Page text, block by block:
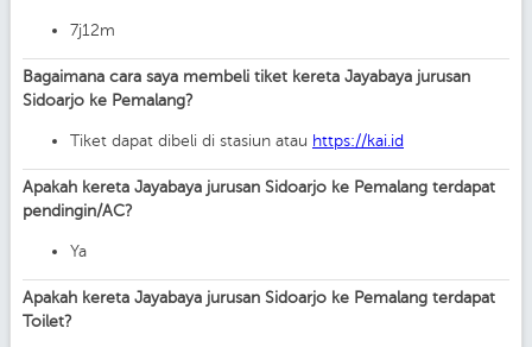
7j12m
Bagaimana cara saya membeli tiket kereta Jayabaya jurusan
Sidoarjo ke Pemalang?
Tiket dapat dibeli di stasiun atau https://kai.id
Apakah kereta Jayabaya jurusan Sidoarjo ke Pemalang terdapat
pendingin/AC?
Ya
Apakah kereta Jayabaya jurusan Sidoarjo ke Pemalang terdapat
Toilet?